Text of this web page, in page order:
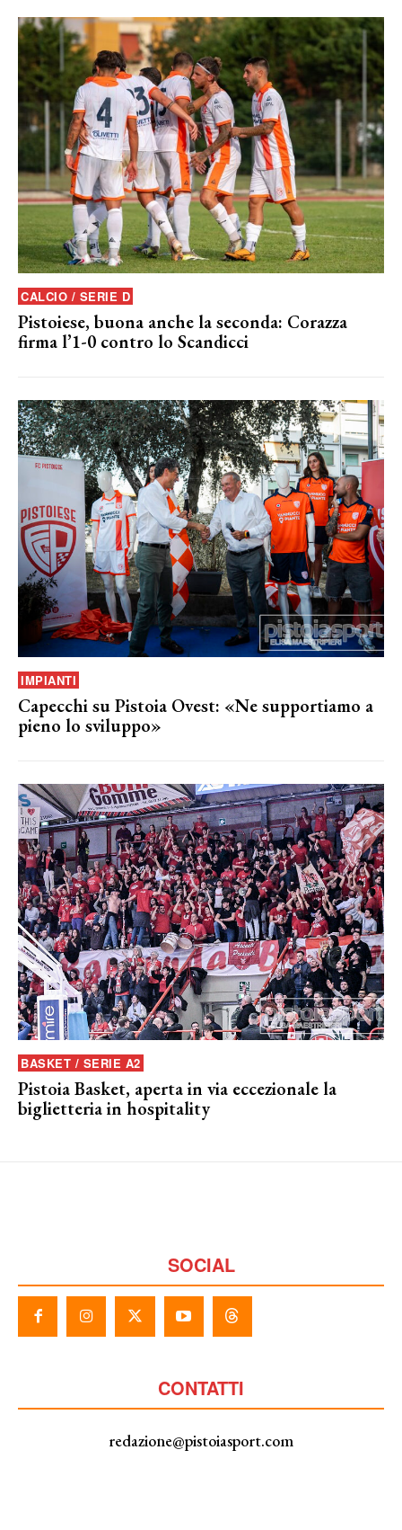
CALCIO / SERIE D
Pistoiese, buona anche la seconda: Corazza
firma l’1-0 contro lo Scandicci
IMPIANTI
Capecchi su Pistoia Ovest: «Ne supportiamo a
pieno lo sviluppo»
BASKET / SERIE A2
Pistoia Basket, aperta in via eccezionale la
biglietteria in hospitality
SOCIAL
CONTATTI
redazione@pistoiasport.com